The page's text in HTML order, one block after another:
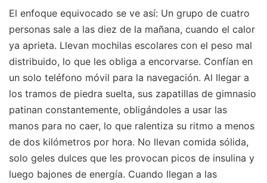
El enfoque equivocado se ve así: Un grupo de cuatro
personas sale a las diez de la mañana, cuando el calor
ya aprieta. Llevan mochilas escolares con el peso mal
distribuido, lo que les obliga a encorvarse. Confían en
un solo teléfono móvil para la navegación. Al llegar a
los tramos de piedra suelta, sus zapatillas de gimnasio
patinan constantemente, obligándoles a usar las
manos para no caer, lo que ralentiza su ritmo a menos
de dos kilómetros por hora. No llevan comida sólida,
solo geles dulces que les provocan picos de insulina y
luego bajones de energía. Cuando llegan a las